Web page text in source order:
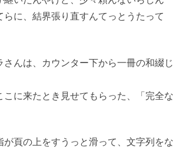
らに、結界張り直すんてっとうたって
さんは、カウンター下から一冊の和綴じ
こに来たとき見せてもらった、「完全な
が頁の上をすうっと滑って、文字列をな